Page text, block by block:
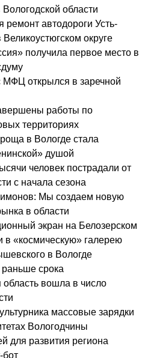
области
ремонт автодороги Усть-
округе
получила первое место в
открылся в заречной
работы по
территориях
в Вологде стала
душой
человек пострадали от
с начала сезона
Мы создаем новую
в области
экран на Белозерском
в «космическую» галерею
в Вологде
раньше срока
область вошла в число
массовые зарядки
Вологодчины
для развития региона
бот